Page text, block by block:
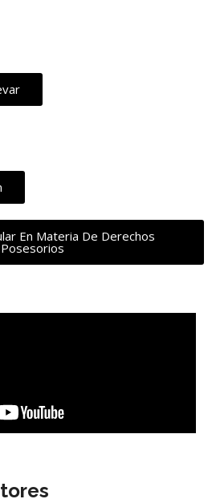
En Materia De Derechos
Posesorios